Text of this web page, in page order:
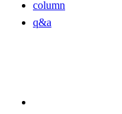
column
q&a